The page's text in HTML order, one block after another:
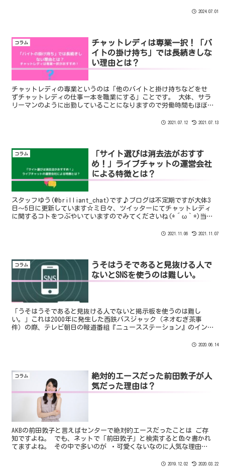
2024.07.01
コラム
チャットレディは専業一択！「バ
イトの掛け持ち」では長続きしな
い理由とは？
チャットレディの専業というのは「他のバイトと掛け持ちなどをせ
ずチャットレディの仕事一本を職業にする」ことです。 大体、サラ
リーマンのように出勤していることになりますので労働時間もほぼ
2021.07.12 2021.07.13
コラム
「サイト選びは消去法がおすす
め！」ライブチャットの運営会社
による特徴とは？
スタッフゆう(@brilliant_chat)です♪ブログは不定期ですが大体3
日～5日に更新しています☆ミ日々、ツイッターにてチャットレディ
に関するコトをつぶやいていますのでみてくださいね(*´ω｀*)当社
2021.11.06 2021.11.07
コラム
うそはうそであると見抜ける人で
ないとSNSを使うのは難しい。
「うそはうそであると見抜ける人でないと掲示板を使うのは難し
い。」これは2000年に発生した西鉄バスジャック（ネオむぎ茶事
件）の際、テレビ朝日の報道番組『ニュースステーション』のイン
2020.06.14
コラム
絶対的エースだった前田敦子が人
気だった理由は？
AKBの前田敦子と言えばセンターで絶対的エースだったことは ご存
知ですよね。 でも、ネットで「前田敦子」と検索すると色々書かれ
てますよね。 その中で多いのが ・可愛くないなのに人気な理由は
2019.12.02 2020.03.22